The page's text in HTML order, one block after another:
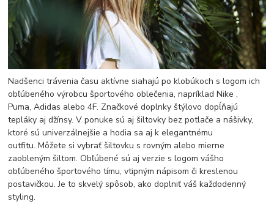
Nadšenci trávenia času aktívne siahajú po klobúkoch s logom ich
obľúbeného výrobcu športového oblečenia, napríklad Nike ,
Puma, Adidas alebo 4F. Značkové doplnky štýlovo dopĺňajú
tepláky aj džínsy. V ponuke sú aj šiltovky bez potlače a nášivky,
ktoré sú univerzálnejšie a hodia sa aj k elegantnému
outfitu. Môžete si vybrať šiltovku s rovným alebo mierne
zaobleným šiltom. Obľúbené sú aj verzie s logom vášho
obľúbeného športového tímu, vtipným nápisom či kreslenou
postavičkou. Je to skvelý spôsob, ako doplniť váš každodenný
styling.